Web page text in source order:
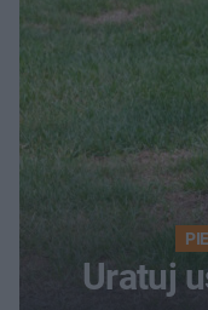
Uratuj